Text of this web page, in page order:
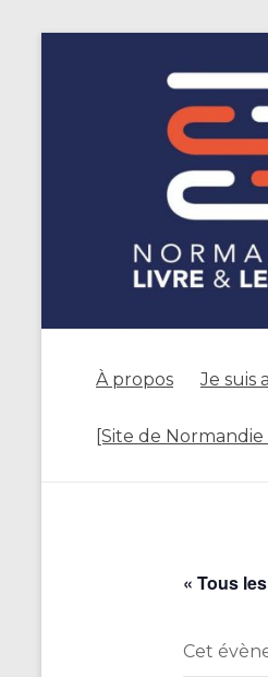
À propos Je suis
[Site de
« Tous
Cet